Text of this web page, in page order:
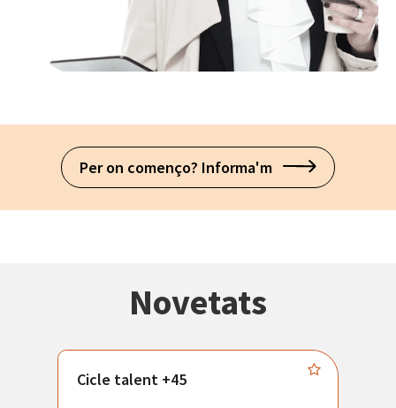
Per on començo? Informa'm
Novetats
Cicle talent +45